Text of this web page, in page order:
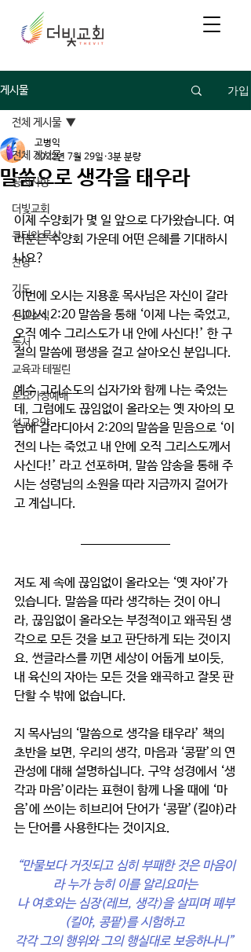
게시물 가입
전체 게시물
공지사항
더빛교회
큐티와 묵상
찬양
기도
선교소식
독서
교육과 테필린
토요가정예배
설교요약
전체 게시물
말씀으로 생각을 태우라
고병익
2022년 7월 29일 3분 분량
이제 수양회가 몇 일 앞으로 다가왔습니다. 여
러분은 수양회 가운데 어떤 은혜를 기대하시
나요?
이번에 오시는 지용훈 목사님은 자신이 갈라
디아서 2:20 말씀을 통해 ‘이제 나는 죽었고,
오직 예수 그리스도가 내 안에 사신다!’ 한 구
절의 말씀에 평생을 걸고 살아오신 분입니다.
예수 그리스도의 십자가와 함께 나는 죽었는
데, 그럼에도 끊임없이 올라오는 옛 자아의 모
습에 갈라디아서 2:20의 말씀을 믿음으로 ‘이
전의 나는 죽었고 내 안에 오직 그리스도께서
사신다!’ 라고 선포하며, 말씀 암송을 통해 주
시는 성령님의 소원을 따라 지금까지 걸어가
고 계십니다.
저도 제 속에 끊임없이 올라오는 ‘옛 자아’가
있습니다. 말씀을 따라 생각하는 것이 아니
라, 끊임없이 올라오는 부정적이고 왜곡된 생
각으로 모든 것을 보고 판단하게 되는 것이지
요. 썬글라스를 끼면 세상이 어둡게 보이듯,
내 육신의 자아는 모든 것을 왜곡하고 잘못 판
단할 수 밖에 없습니다.
지 목사님의 ‘말씀으로 생각을 태우라’ 책의
초반을 보면, 우리의 생각, 마음과 ‘콩팥’의 연
관성에 대해 설명하십니다. 구약 성경에서 ‘생
각과 마음’이라는 표현이 함께 나올 때에 ‘마
음’에 쓰이는 히브리어 단어가 ‘콩팥’(킬야)라
는 단어를 사용한다는 것이지요.
“만물보다 거짓되고 심히 부패한 것은 마음이
라 누가 능히 이를 알리요마는
나 여호와는 심장(레브, 생각)을 살피며 폐부
(킬야, 콩팥)를 시험하고
각각 그의 행위와 그의 행실대로 보응하나니”